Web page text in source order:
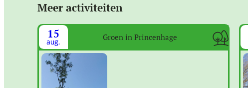
Meer activiteiten
15
aug. Groen in Princenhage